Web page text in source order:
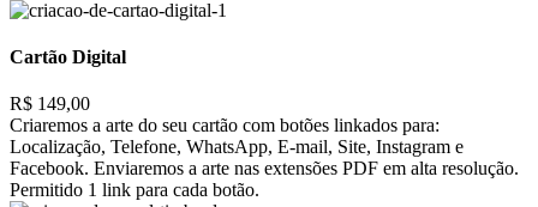
Cartão Digital
R$ 149,00
Criaremos a arte do seu cartão com botões linkados para:
Localização, Telefone, WhatsApp, E-mail, Site, Instagram e
Facebook. Enviaremos a arte nas extensões PDF em alta resolução.
Permitido 1 link para cada botão.